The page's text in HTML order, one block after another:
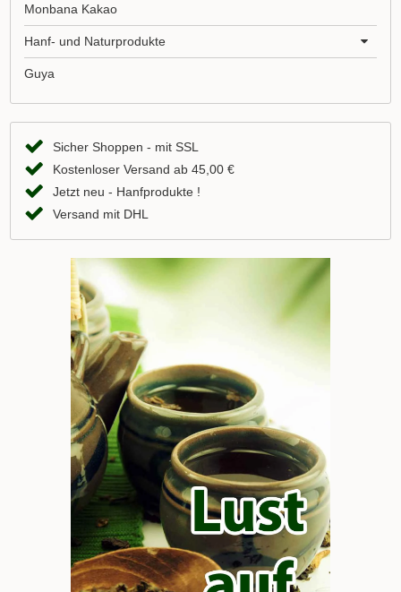
Monbana Kakao
Hanf- und Naturprodukte
Guya
Sicher Shoppen - mit SSL
Kostenloser Versand ab 45,00 €
Jetzt neu - Hanfprodukte !
Versand mit DHL